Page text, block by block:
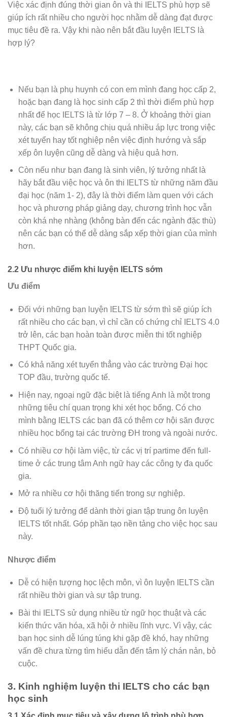
Việc xác định đúng thời gian ôn và thi IELTS phù hợp sẽ
giúp ích rất nhiều cho người học nhằm dễ dàng đạt được
mục tiêu đề ra. Vậy khi nào nên bắt đầu luyện IELTS là
hợp lý?
Nếu bạn là phụ huynh có con em mình đang học cấp 2,
hoặc bạn đang là học sinh cấp 2 thì thời điểm phù hợp
nhất để học IELTS là từ lớp 7 – 8. Ở khoảng thời gian
này, các bạn sẽ không chịu quá nhiều áp lực trong việc
xét tuyển hay tốt nghiệp nên việc định hướng và sắp
xếp ôn luyện cũng dễ dàng và hiệu quả hơn.
Còn nếu như bạn đang là sinh viên, lý tưởng nhất là
hãy bắt đầu việc học và ôn thi IELTS từ những năm đầu
đại học (năm 1- 2), đây là thời điểm làm quen với cách
học và phương pháp giảng dạy, chương trình học vẫn
còn khá nhẹ nhàng (không bàn đến các ngành đặc thù)
nên các bạn có thể dễ dàng sắp xếp thời gian của mình
hơn.
2.2 Ưu nhược điểm khi luyện IELTS sớm
Ưu điểm
Đối với những bạn luyện IELTS từ sớm thì sẽ giúp ích
rất nhiều cho các bạn, vì chỉ cần có chứng chỉ IELTS 4.0
trở lên, các bạn hoàn toàn được miễn thi tốt nghiệp
THPT Quốc gia.
Có khả năng xét tuyển thẳng vào các trường Đại học
TOP đầu, trường quốc tế.
Hiện nay, ngoại ngữ đặc biệt là tiếng Anh là một trong
những tiêu chí quan trọng khi xét học bổng. Có cho
mình bằng IELTS các bạn đã có thêm cơ hội săn được
nhiều học bổng tại các trường ĐH trong và ngoài nước.
Có nhiều cơ hội làm việc, từ các vị trí partime đến full-
time ở các trung tâm Anh ngữ hay các công ty đa quốc
gia.
Mở ra nhiều cơ hội thăng tiến trong sự nghiệp.
Độ tuổi lý tưởng để dành thời gian tập trung ôn luyện
IELTS tốt nhất. Góp phần tạo nền tảng cho việc học sau
này.
Nhược điểm
Dễ có hiện tượng học lệch môn, vì ôn luyện IELTS cần
rất nhiều thời gian và sự tập trung.
Bài thi IELTS sử dụng nhiều từ ngữ học thuật và các
kiến thức văn hóa, xã hội ở nhiều lĩnh vực. Vì vậy, các
bạn học sinh dễ lúng túng khi gặp đề khó, hay những
vấn đề chưa từng tìm hiểu dẫn đến tâm lý chán nản, bỏ
cuộc.
3. Kinh nghiệm luyện thi IELTS cho các bạn
học sinh